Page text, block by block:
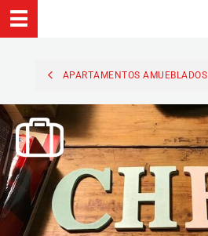
APARTAMENTOS AMUEBLADOS